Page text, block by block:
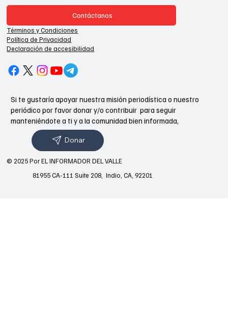
Contáctanos
Términos y Condiciones
Política de Privacidad
Declaración de accesibilidad
Si te gustaría apoyar nuestra misión periodística o nuestro
periódico por favor donar y/o contribuir para seguir
manteniéndote a ti y a la comunidad bien informada,
Donar
81955 CA-111 Suite 208, Indio, CA, 92201
© 2025 Por EL INFORMADOR DEL VALLE